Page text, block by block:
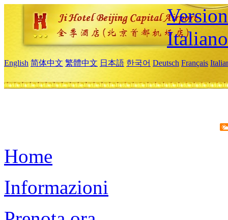
Italiano
English 简体中文 繁體中文 日本語 한국어 Deutsch Français
Home
Informazioni